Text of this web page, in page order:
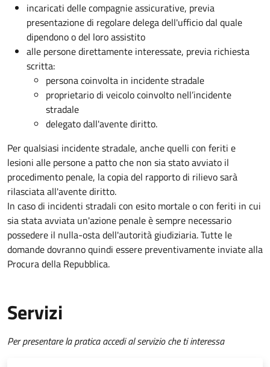
incaricati delle compagnie assicurative, previa
presentazione di regolare delega dell'ufficio dal quale
dipendono o del loro assistito
alle persone direttamente interessate, previa richiesta
scritta:
persona coinvolta in incidente stradale
proprietario di veicolo coinvolto nell’incidente
stradale
delegato dall'avente diritto.
Per qualsiasi incidente stradale, anche quelli con feriti e
lesioni alle persone a patto che non sia stato avviato il
procedimento penale, la copia del rapporto di rilievo sarà
rilasciata all'avente diritto.
In caso di incidenti stradali con esito mortale o con feriti in cui
sia stata avviata un'azione penaleè sempre necessario
possedere il nulla-osta dell'autorità giudiziaria. Tutte le
domande dovranno quindi essere preventivamente inviate alla
Procura della Repubblica.
Servizi
Per presentare la pratica accedi al servizio che ti interessa